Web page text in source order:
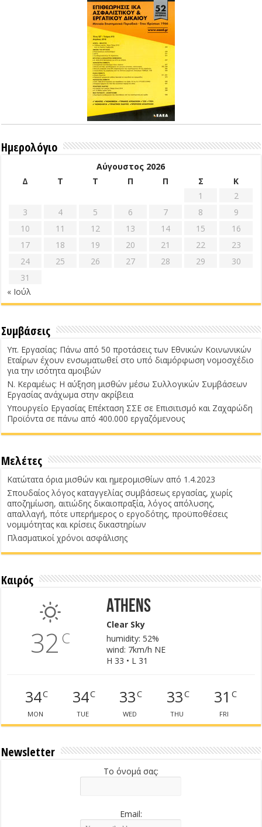
Ημερολόγιο
Αύγουστος 2026
Δ
Τ Τ Π Π Σ
Κ
1
2
3
4 5 6 7 8
9
10
11 12 13 14 15
16
17
18 19 20 21 22
23
24
25 26 27 28 29
30
31
« Ιούλ
Συμβάσεις
Υπ. Εργασίας: Πάνω από 50 προτάσεις των Εθνικών Κοινωνικών
Εταίρων έχουν ενσωματωθεί στο υπό διαμόρφωση νομοσχέδιο
για την ισότητα αμοιβών
Ν. Κεραμέως: Η αύξηση μισθών μέσω Συλλογικών Συμβάσεων
Εργασίας ανάχωμα στην ακρίβεια
Υπουργείο Εργασίας Επέκταση ΣΣΕ σε Επισιτισμό και Ζαχαρώδη
Προϊόντα σε πάνω από 400.000 εργαζόμενους
Μελέτες
Κατώτατα όρια μισθών και ημερομισθίων από 1.4.2023
Σπουδαίος λόγος καταγγελίας συμβάσεως εργασίας, χωρίς
αποζημίωση, αιτιώδης δικαιοπραξία, λόγος απόλυσης,
απαλλαγή, πότε υπερήμερος ο εργοδότης, προϋποθέσεις
νομιμότητας και κρίσεις δικαστηρίων
Πλασματικοί χρόνοι ασφάλισης
Καιρός
32 C
Athens
Clear Sky
humidity: 52%
wind: 7km/h NE
H 33 • L 31
34C
MON
34C
TUE
33C
WED
33C
THU
31 C
FRI
Newsletter
Το όνομά σας:
Email: